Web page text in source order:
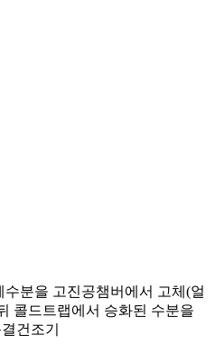
분을 고진공챔버에서 고체(얼
콜드트랩에서 승화된 수분을
건조기